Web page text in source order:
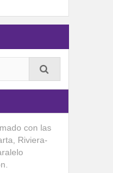
con las
Riviera-